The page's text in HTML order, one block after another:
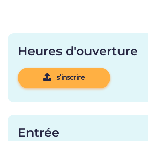
Heures d'ouverture
s'inscrire
Entrée